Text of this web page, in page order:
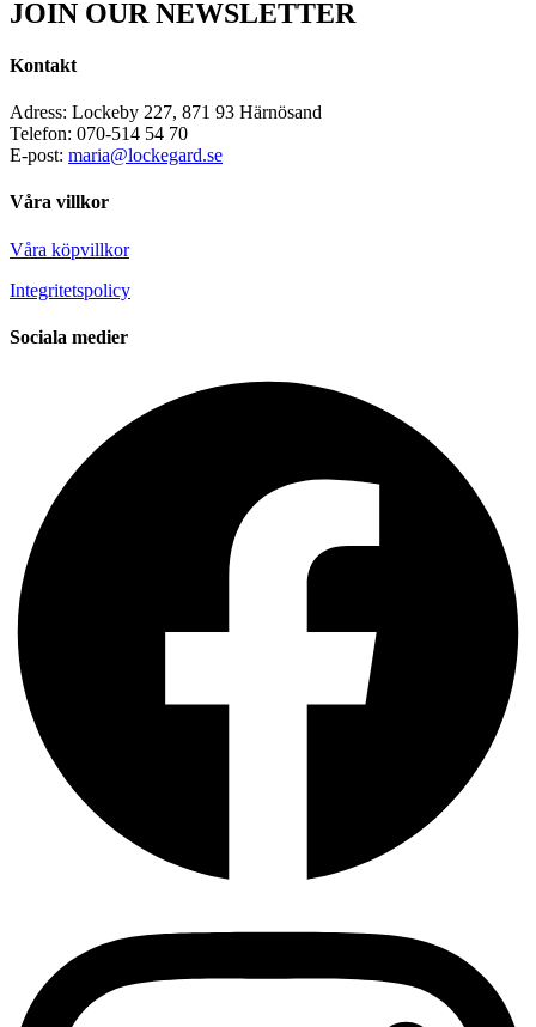
JOIN OUR NEWSLETTER
Kontakt
Adress: Lockeby 227, 871 93 Härnösand
Telefon: 070-514 54 70
E-post: maria@lockegard.se
Våra villkor
Våra köpvillkor
Integritetspolicy
Sociala medier